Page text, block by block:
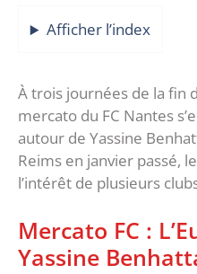
Afficher l’index
À trois journées de la fin
mercato du FC Nantes
autour de Yassine
Reims en janvier passé,
l’intérêt de plusieurs
Mercato FC :
Yassine